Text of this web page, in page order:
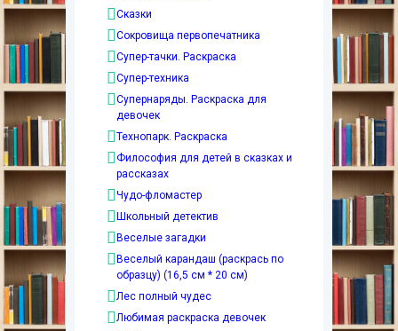
Сказки
Сокровища первопечатника
Супер-тачки. Раскраска
Супер-техника
Супернаряды. Раскраска для
девочек
Технопарк. Раскраска
Философия для детей в сказках и
рассказах
Чудо-фломастер
Школьный детектив
Веселые загадки
Веселый карандаш (раскрась по
образцу) (16,5 см * 20 см)
Лес полный чудес
Любимая раскраска девочек